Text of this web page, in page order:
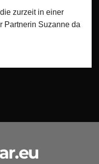
zurzeit in einer
Partnerin Suzanne da